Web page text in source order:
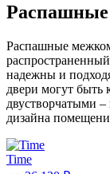
Распашные
надежны и
двери могут быть
двустворчатыми
дизайна
Time